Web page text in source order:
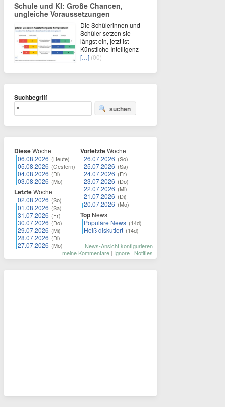
Schule und KI: Große Chancen,
ungleiche Voraussetzungen
Die Schülerinnen und
Schüler setzen sie
längst ein, jetzt ist
Künstliche Intelligenz
[…] (00)
Suchbegriff
suchen
DieseWoche
06.08.2026 (Heute)
05.08.2026 (Gestern)
04.08.2026 (Di)
03.08.2026 (Mo)
LetzteWoche
02.08.2026 (So)
01.08.2026 (Sa)
31.07.2026 (Fr)
30.07.2026 (Do)
29.07.2026 (Mi)
28.07.2026 (Di)
27.07.2026 (Mo)
VorletzteWoche
26.07.2026 (So)
25.07.2026 (Sa)
24.07.2026 (Fr)
23.07.2026 (Do)
22.07.2026 (Mi)
21.07.2026 (Di)
20.07.2026 (Mo)
Top News
Populäre News (14d)
Heiß diskutiert (14d)
News-Ansicht konfigurieren
meine Kommentare | Ignore | Notifies